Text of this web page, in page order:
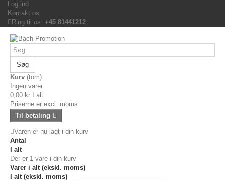
Log ind
Kontakt os
Ring til os: +45 81441212
Søg
Kurv (tom)
Ingen varer
0,00 kr
I alt
Priserne er excl. moms
Til betaling
Varen er nu lagt i din kurv
Antal
I alt
Der er 1 vare i din kurv
Varer i alt (ekskl. moms)
I alt (ekskl. moms)